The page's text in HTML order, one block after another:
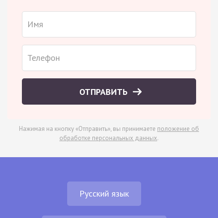
ОТПРАВИТЬ
Нажимая на кнопку «Отправить», вы принимаете положение об
обработке персональных данных.
Русский язык